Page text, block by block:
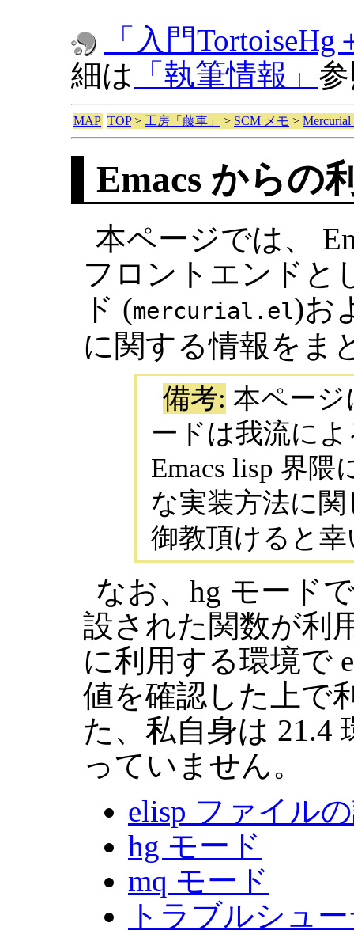
「入門
細は 「執筆情報」
MAP TOP> 工房「藤車」 > SCM メモ >
Emacs からの
本ページでは、
フロントエンドと
ド (mercurial.el)お
に関する情報をま
備考: 本ペー
ードは我流に
Emacs lisp 界
な実装方法に
御教頂けると
なお、hg モード
設された関数が利
に利用する環境で
値を確認した上で
た、私自身は 21.4
っていません。
elisp ファイル
hg モード
mq モード
トラブルシュ